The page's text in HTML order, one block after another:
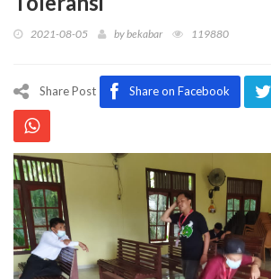
2021-08-05 bybekabar 119880
Share Post Share on Facebook